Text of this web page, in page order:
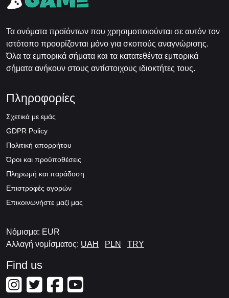
Τα ονόματα προϊόντων που χρησιμοποιούνται σε αυτόν τον
ιστότοπο προορίζονται μόνο για σκοπούς αναγνώρισης.
Όλα τα εμπορικά σήματα και τα κατατεθέντα εμπορικά
σήματα ανήκουν στους αντίστοιχους ιδιοκτήτες τους.
Πληροφορίες
Σχετικά με εμάς
GDPR Policy
Πολιτική απορρήτου
Όροι και προϋποθέσεις
Πληρωμή και παράδοση
Επιστροφές αγορών
Επικοινωνήστε μαζί μας
Νόμισμα: EUR
Αλλαγή νομίσματος: UAH PLN TRY
Find us